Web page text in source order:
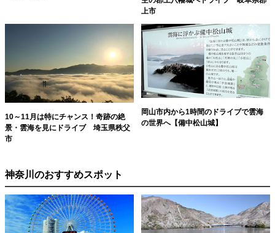
上市
10～11月は特にチャンス！奇跡の絶
景・雲海を見にドライブ 埼玉県秩父
市
岡山市内から1時間のドライブで雲海
の世界へ【備中松山城】
神奈川のおすすめスポット